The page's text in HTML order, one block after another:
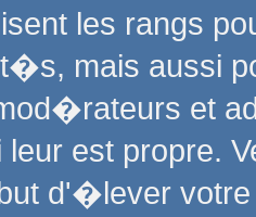
les rangs
mais aussi
et
est propre.
d'�lever